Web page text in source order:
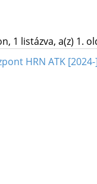
1 listázva, a(z) 1.
HRN ATK